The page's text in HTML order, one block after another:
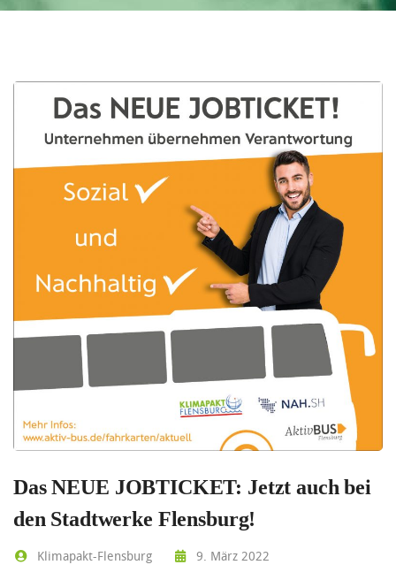
Das NEUE JOBTICKET: Jetzt auch bei
den Stadtwerke Flensburg!
Klimapakt-Flensburg 9. März 2022